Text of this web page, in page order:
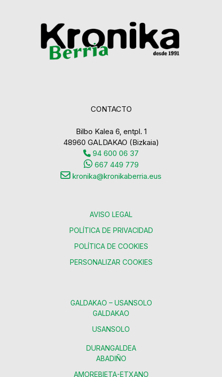
CONTACTO
Bilbo Kalea 6, entpl. 1
48960 GALDAKAO (Bizkaia)
94 600 06 37
667 449 779
kronika@kronikaberria.eus
AVISO LEGAL
POLÍTICA DE PRIVACIDAD
POLÍTICA DE COOKIES
PERSONALIZAR COOKIES
GALDAKAO – USANSOLO
GALDAKAO
USANSOLO
DURANGALDEA
ABADIÑO
AMOREBIETA-ETXANO